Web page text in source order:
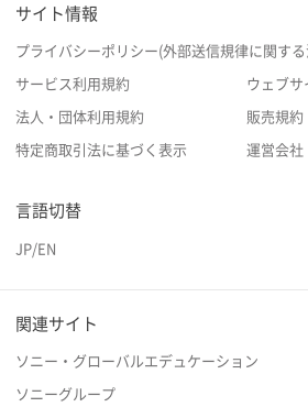
サイト情報
プライバシーポリシー(外部送信規律に関する
サービス利用規約 ウェブサ
法人・団体利用規約 販売規約
特定商取引法に基づく表示 運営会社
言語切替
JP/EN
関連サイト
ソニー・グローバルエデュケーション
ソニーグループ